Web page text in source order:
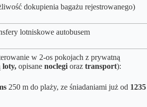
dokupienia bagażu rejestrowanego)
lotniskowe autobusem
w 2-os pokojach z prywatną
loty, opisane noclegi oraz transport):
250 m do plaży, ze śniadaniami już od 1235